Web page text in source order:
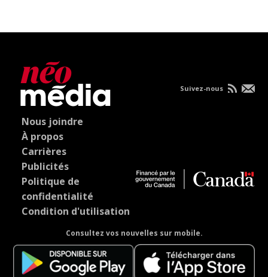
Nous joindre
À propos
Carrières
Publicités
Politique de
confidentialité
Condition d'utilisation
Consultez vos nouvelles sur mobile.
Suivez-nous